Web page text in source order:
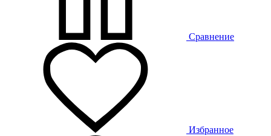
Сравнение
Избранное